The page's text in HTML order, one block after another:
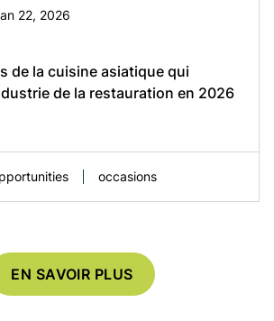
à service rapide. Pour les
22, 2026
de la cuisine asiatique qui
de la restauration en 2026
occasions
n’importe quelle aire de
EN SAVOIR PLUS